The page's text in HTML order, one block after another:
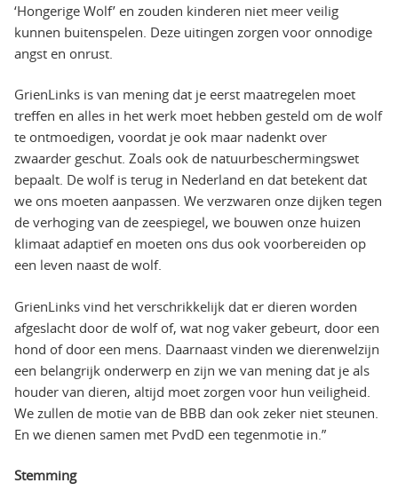
‘Hongerige Wolf’ en zouden kinderen niet meer veilig
kunnen buitenspelen. Deze uitingen zorgen voor onnodige
angst en onrust.
GrienLinks is van mening dat je eerst maatregelen moet
treffen en alles in het werk moet hebben gesteld om de wolf
te ontmoedigen, voordat je ook maar nadenkt over
zwaarder geschut. Zoals ook de natuurbeschermingswet
bepaalt. De wolf is terug in Nederland en dat betekent dat
we ons moeten aanpassen. We verzwaren onze dijken tegen
de verhoging van de zeespiegel, we bouwen onze huizen
klimaat adaptief en moeten ons dus ook voorbereiden op
een leven naast de wolf.
GrienLinks vind het verschrikkelijk dat er dieren worden
afgeslacht door de wolf of, wat nog vaker gebeurt, door een
hond of door een mens. Daarnaast vinden we dierenwelzijn
een belangrijk onderwerp en zijn we van mening dat je als
houder van dieren, altijd moet zorgen voor hun veiligheid.
We zullen de motie van de BBB dan ook zeker niet steunen.
En we dienen samen met PvdD een tegenmotie in.”
Stemming